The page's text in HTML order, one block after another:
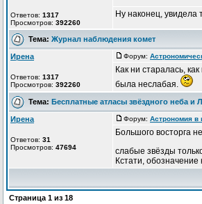
Ответов: 1317
Просмотров: 392260
Ну наконец,
Тема: Журнал наблюдения комет
Ирена
Ответов: 1317
Просмотров: 392260
Форум:
Как ни старалась,
была неслабая.
Тема: Бесплатные атласы звёздного неба и
Ирена
Ответов: 31
Просмотров: 47694
Форум: Астрономия в
Большого восторга
слабые звёзды
Кстати,
Страница 1 из 18